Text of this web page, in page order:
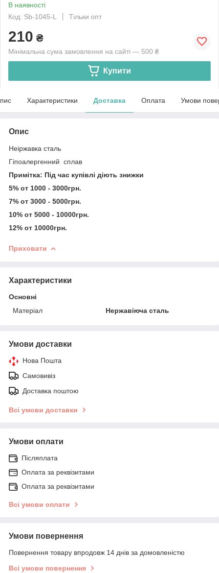
В наявності
Код: Sb-1045-L
Тільки опт
210 ₴
Мінімальна сума замовлення на сайті — 500 ₴
Купити
Характеристики Доставка Оплата Умови
Опис
Неіржавка сталь
Гіпоалергенний сплав
Примітка: Під час купівлі діють знижки
5% от 1000 - 3000грн.
7% от 3000 - 5000грн.
10% от 5000 - 10000грн.
12% от 10000грн.
Приховати
Характеристики
Основні
Матеріал
Нержавіюча сталь
Умови доставки
Нова Пошта
Самовивіз
Доставка поштою
Всі умови доставки
Умови оплати
Післяплата
Оплата за реквізитами
Оплата за реквізитами
Всі умови оплати
Умови повернення
Повернення товару впродовж 14 днів за домовленістю
Всі умови повернення